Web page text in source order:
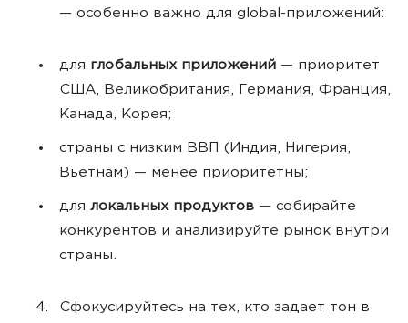
— особенно важно для global-приложений:
для глобальных приложений — приоритет
США, Великобритания, Германия, Франция,
Канада, Корея;
страны с низким ВВП (Индия, Нигерия,
Вьетнам) — менее приоритетны;
для локальных продуктов — собирайте
конкурентов и анализируйте рынок внутри
страны.
Сфокусируйтесь на тех, кто задает тон в